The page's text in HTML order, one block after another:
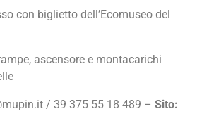
con biglietto dell’Ecomuseo del
ascensore e montacarichi
/ 39 375 55 18 489 – Sito: